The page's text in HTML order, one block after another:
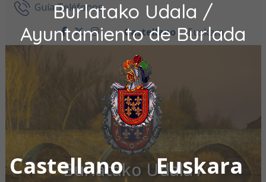
Burlatako Udala /
Ayuntamiento de Burlada
Castellano Euskara
Ir al contenidoGuía Teléfonos
facebook
twitter
instagram
Castellano Euskara
Burlatako Udala /